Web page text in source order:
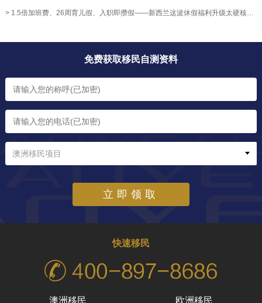
> 1.5倍加班费、26周育儿假、入职即攒假——新西兰这波休假福利升级太硬核！【奥烨移民资讯】
免费获取移民自测资料
澳洲移民项目
立即领取
快速移民
澳洲移民 欧洲移民